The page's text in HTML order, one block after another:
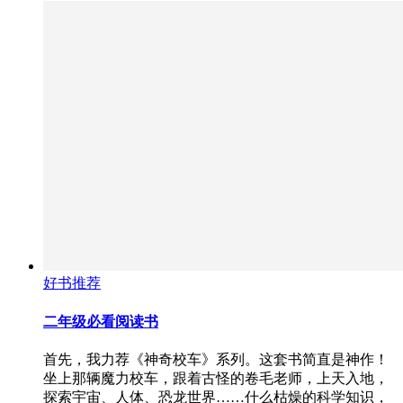
好书推荐
二年级必看阅读书
首先，我力荐《神奇校车》系列。这套书简直是神作！
坐上那辆魔力校车，跟着古怪的卷毛老师，上天入地，
探索宇宙、人体、恐龙世界……什么枯燥的科学知识，